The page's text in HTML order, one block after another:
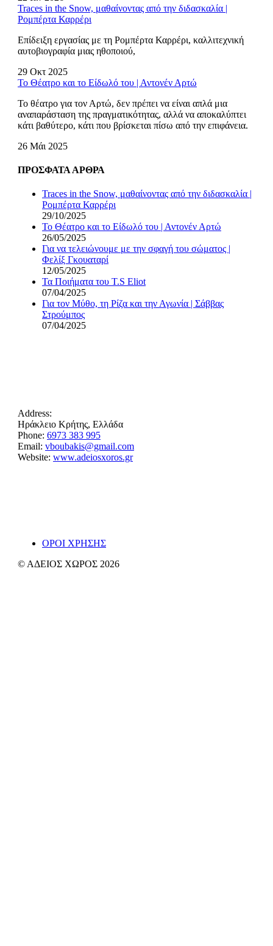
Traces in the Snow, μαθαίνοντας από την διδασκαλία |
Ρομπέρτα Καρρέρι
Επίδειξη εργασίας με τη Ρομπέρτα Καρρέρι, καλλιτεχνική
αυτοβιογραφία μιας ηθοποιού,
29 Οκτ 2025
Το Θέατρο και το Είδωλό του | Αντονέν Αρτώ
Το θέατρο για τον Αρτώ, δεν πρέπει να είναι απλά μια
αναπαράσταση της πραγματικότητας, αλλά να αποκαλύπτει
κάτι βαθύτερο, κάτι που βρίσκεται πίσω από την επιφάνεια.
26 Μάι 2025
ΠΡΟΣΦΑΤΑ ΑΡΘΡΑ
Traces in the Snow, μαθαίνοντας από την διδασκαλία |
Ρομπέρτα Καρρέρι
29/10/2025
Το Θέατρο και το Είδωλό του | Αντονέν Αρτώ
26/05/2025
Για να τελειώνουμε με την σφαγή του σώματος |
Φελίξ Γκουαταρί
12/05/2025
Τα Ποιήματα του T.S Eliot
07/04/2025
Για τον Μύθο, τη Ρίζα και την Αγωνία | Σάββας
Στρούμπος
07/04/2025
Address:
Ηράκλειο Κρήτης, Ελλάδα
Phone: 6973 383 995
Email: vboubakis@gmail.com
Website: www.adeiosxoros.gr
ΟΡΟΙ ΧΡΗΣΗΣ
© ΑΔΕΙΟΣ ΧΩΡΟΣ 2026